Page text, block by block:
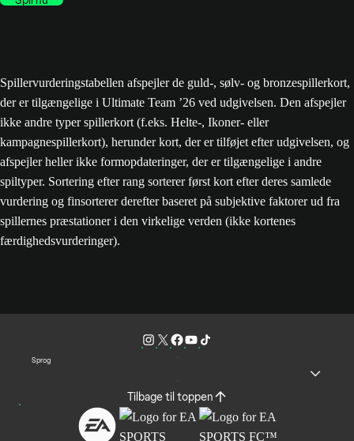
Spillervurderingstabellen afspejler de guld-, sølv- og bronzespillerkort,
der er tilgængelige i Ultimate Team ’26 ved udgivelsen. Den afspejler
ikke andre typer spillerkort (f.eks. Helte-, Ikoner- eller
kampagnespillerkort), herunder kort, der er tilføjet efter udgivelsen, og
afspejler heller ikke formopdateringer, der er tilgængelige i andre
spiltyper. Sortering efter rang sorterer først kort efter deres samlede
vurdering og finsorterer derefter baseret på subjektive faktorer ud fra
spillernes præstationer i den virkelige verden (ikke kortenes
færdighedsvurderinger).
Sprog
Tilbage til toppen